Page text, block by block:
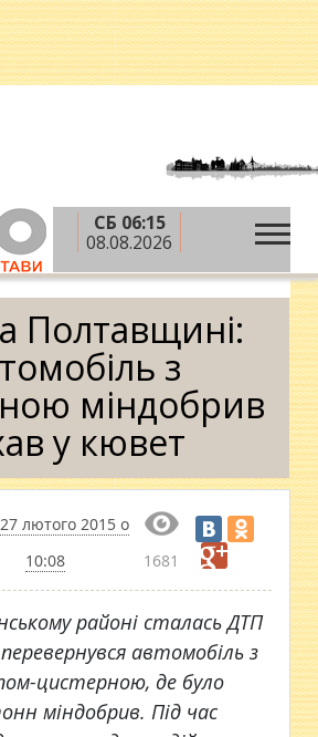
СБ 06:15
08.08.2026
» Надзвичайні події
ДТП
з цистерною міндобрив
Полтавщині:
з
міндобрив
у кювет
27 лютого 2015 о
10:08
1681
районі сталась ДТП
перевернувся автомобіль з
цистерною, де було
міндобрив. Під час